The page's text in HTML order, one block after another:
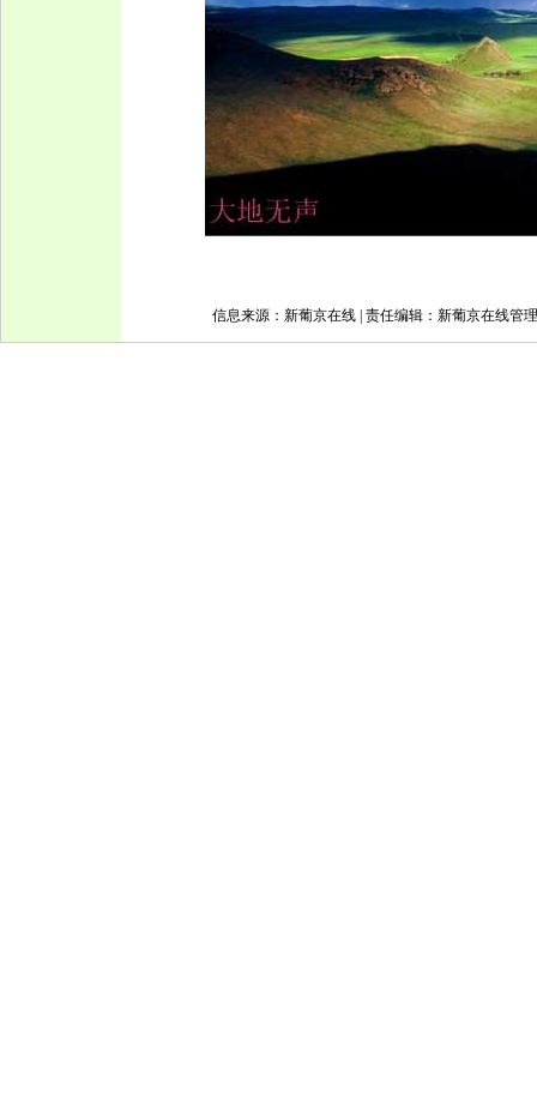
信息来源：新葡京在线 | 责任编辑：新葡京在线管